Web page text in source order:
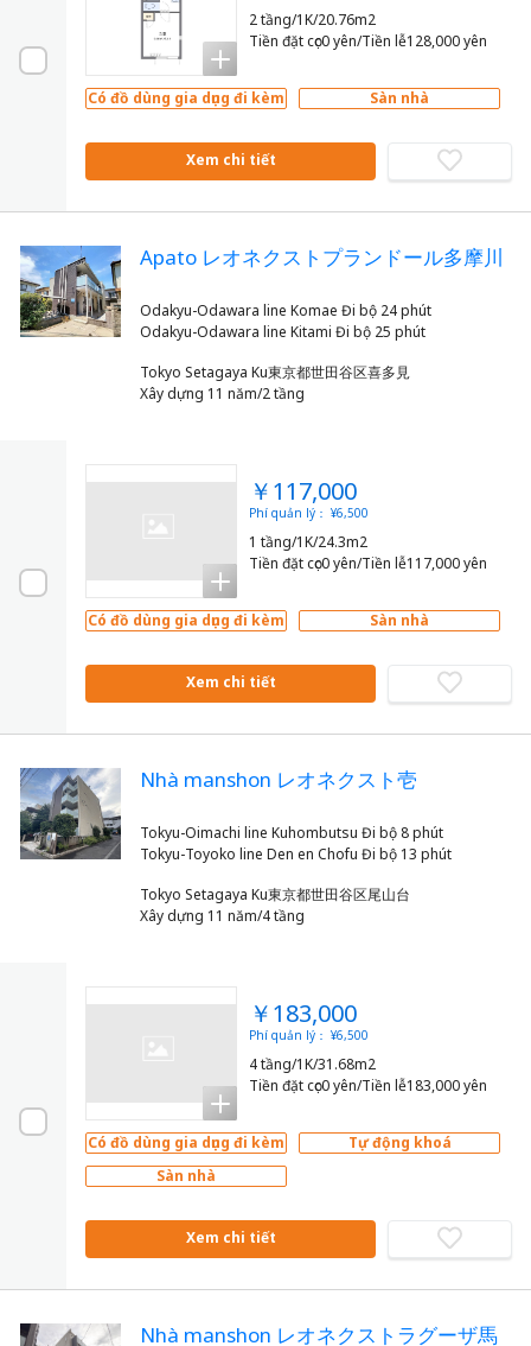
2 tầng/1K/20.76m2
Tiền đặt cọc0 yên/Tiền lễ128,000 yên
Có đồ dùng gia dụng đi kèm Sàn nhà
Xem chi tiết
Apato レオネクストプランドール多摩川
Odakyu-Odawara line Komae Đi bộ 24 phút
Tokyo Setagaya Ku東京都世田谷区喜多見
Xây dựng 11 năm/2 tầng
￥117,000
Phí quản lý： ¥6,500
1 tầng/1K/24.3m2
Tiền đặt cọc0 yên/Tiền lễ117,000 yên
Có đồ dùng gia dụng đi kèm Sàn nhà
Xem chi tiết
Nhà manshon レオネクスト壱
Tokyu-Oimachi line Kuhombutsu Đi bộ 8 phút
Tokyo Setagaya Ku東京都世田谷区尾山台
Xây dựng 11 năm/4 tầng
￥183,000
Phí quản lý： ¥6,500
4 tầng/1K/31.68m2
Tiền đặt cọc0 yên/Tiền lễ183,000 yên
Có đồ dùng gia dụng đi kèm
Tự động khoá
Sàn nhà
Xem chi tiết
Nhà manshon レオネクストラグーザ馬